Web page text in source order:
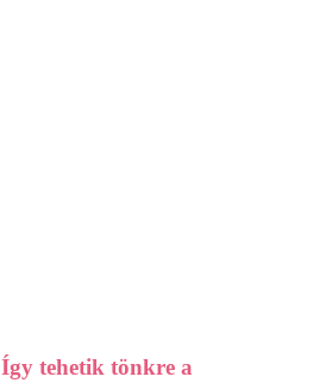
Így tehetik tönkre a